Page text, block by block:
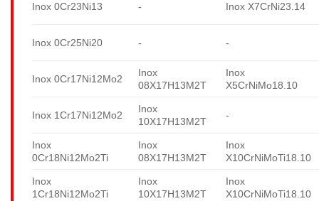
Inox 0Cr23Ni13 - Inox X7CrNi23.14
Inox 0Cr25Ni20 - -
Inox 0Cr17Ni12Mo2
Inox
08X17H13M2T
Inox
X5CrNiMo18.10
Inox 1Cr17Ni12Mo2
Inox
10X17H13M2T
-
Inox
0Cr18Ni12Mo2Ti
Inox
08X17H13M2T
Inox
X10CrNiMoTi18.10
Inox
1Cr18Ni12Mo2Ti
Inox
10X17H13M2T
Inox
X10CrNiMoTi18.10